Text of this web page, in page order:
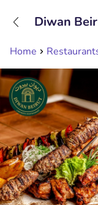
Home
Diwan